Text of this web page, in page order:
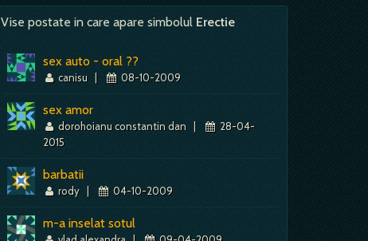
Mai mult despre acest simbol: Dictionar de vise ~ Bibliotecar
Vise postate in care apare simbolul Erectie
sex auto - oral ??
canisu | 08-10-2009
sex amor
dorohoianu constantin dan |
28-04-
2015
barbatii
rody | 04-10-2009
m-a inselat sotul